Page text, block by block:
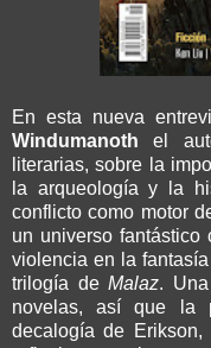
En esta nueva
Windumanoth el
literarias, sobre la
la arqueología y la
conflicto como motor
un universo
violencia en la
trilogía deMalaz.
novelas, así que la
decalogía de